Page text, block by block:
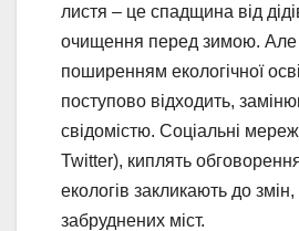
листя – це спадщина від
очищення перед зимою. Але
поширенням екологічної
поступово відходить,
свідомістю. Соціальні
Twitter), киплять
екологів закликають до
забруднених міст.